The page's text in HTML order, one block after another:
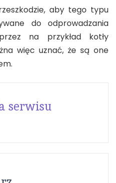
aby tego typu
do odprowadzania
na przykład kotły
więc uznać, że są one
serwisu